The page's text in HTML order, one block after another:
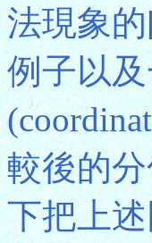
法現象
例子以
較後的
下把上